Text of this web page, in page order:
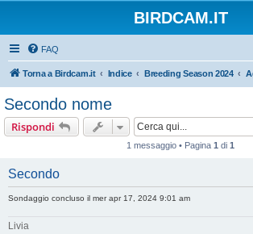
BIRDCAM.IT
FAQ
Torna a Birdcam.it Indice Breeding Season 2024
Secondo nome
Rispondi
1 messaggio • Pagina 1 di 1
Secondo
Sondaggio concluso il mer apr 17, 2024 9:01 am
Livia